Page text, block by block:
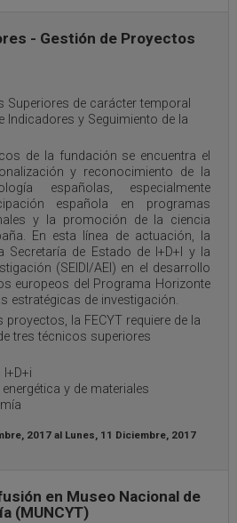
- Gestión de Proyectos
Superiores de carácter temporal
Indicadores y Seguimiento de la
de la fundación se encuentra el
y reconocimiento de la
españolas, especialmente
española en programas
y la promoción de la ciencia
En esta línea de actuación, la
Secretaría de Estado de I+D+I y la
(SEIDI/AEI) en el desarrollo
europeos del Programa Horizonte
estratégicas de investigación.
la FECYT requiere de la
tres técnicos superiores
y de materiales
2017al Lunes, 11 Diciembre, 2017
en Museo Nacional de
(MUNCYT)